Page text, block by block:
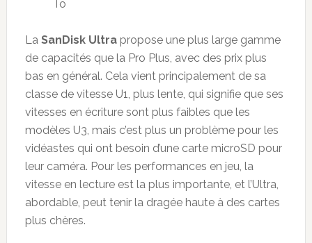
To
La SanDisk Ultrapropose une plus large gamme
de capacités que la Pro Plus, avec des prix plus
bas en général. Cela vient principalement de sa
classe de vitesse U1, plus lente, qui signifie que ses
vitesses en écriture sont plus faibles que les
modèles U3, mais c’est plus un problème pour les
vidéastes qui ont besoin d’une carte microSD pour
leur caméra. Pour les performances en jeu, la
vitesse en lecture est la plus importante, et l’Ultra,
abordable, peut tenir la dragée haute à des cartes
plus chères.